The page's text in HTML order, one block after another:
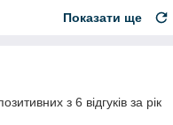
Показати ще
з 6 відгуків за рік